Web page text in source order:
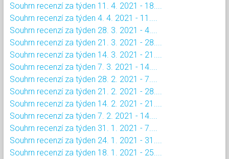
Souhrn recenzí za týden 11. 4. 2021 - 18....
Souhrn recenzí za týden 4. 4. 2021 - 11....
Souhrn recenzí za týden 28. 3. 2021 - 4....
Souhrn recenzí za týden 21. 3. 2021 - 28....
Souhrn recenzí za týden 14. 3. 2021 - 21....
Souhrn recenzí za týden 7. 3. 2021 - 14....
Souhrn recenzí za týden 28. 2. 2021 - 7....
Souhrn recenzí za týden 21. 2. 2021 - 28....
Souhrn recenzí za týden 14. 2. 2021 - 21....
Souhrn recenzí za týden 7. 2. 2021 - 14....
Souhrn recenzí za týden 31. 1. 2021 - 7....
Souhrn recenzí za týden 24. 1. 2021 - 31....
Souhrn recenzí za týden 18. 1. 2021 - 25....